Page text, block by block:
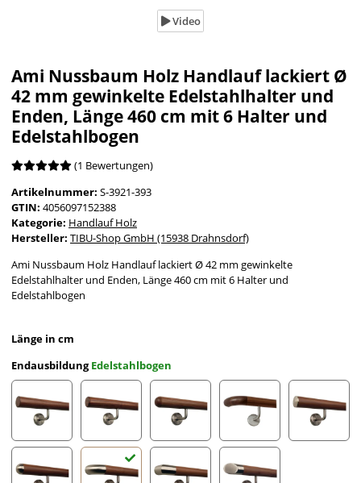
Video
Ami Nussbaum Holz Handlauf lackiert Ø
42 mm gewinkelte Edelstahlhalter und
Enden, Länge 460 cm mit 6 Halter und
Edelstahlbogen
(1 Bewertungen)
Artikelnummer: S-3921-393
GTIN: 4056097152388
Kategorie: Handlauf Holz
Hersteller: TIBU-Shop GmbH (15938 Drahnsdorf)
Ami Nussbaum Holz Handlauf lackiert Ø 42 mm gewinkelte
Edelstahlhalter und Enden, Länge 460 cm mit 6 Halter und
Edelstahlbogen
Länge in cm
EndausbildungEdelstahlbogen
gefast Radius gefrästHalbkugel gefrästHolzkrümmling